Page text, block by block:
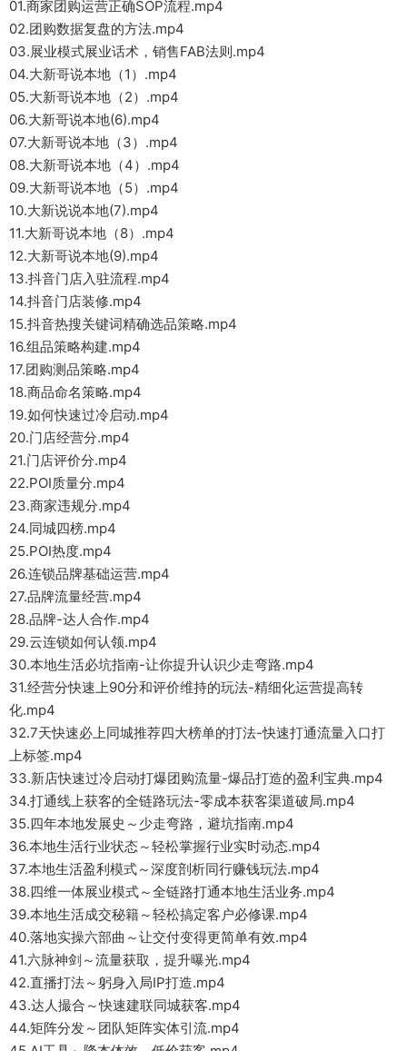
01.商家团购运营正确SOP流程.mp4
02.团购数据复盘的方法.mp4
03.展业模式展业话术，销售FAB法则.mp4
04.大新哥说本地（1）.mp4
05.大新哥说本地（2）.mp4
06.大新哥说本地(6).mp4
07.大新哥说本地（3）.mp4
08.大新哥说本地（4）.mp4
09.大新哥说本地（5）.mp4
10.大新说说本地(7).mp4
11.大新哥说本地（8）.mp4
12.大新哥说本地(9).mp4
13.抖音门店入驻流程.mp4
14.抖音门店装修.mp4
15.抖音热搜关键词精确选品策略.mp4
16.组品策略构建.mp4
17.团购测品策略.mp4
18.商品命名策略.mp4
19.如何快速过冷启动.mp4
20.门店经营分.mp4
21.门店评价分.mp4
22.POI质量分.mp4
23.商家违规分.mp4
24.同城四榜.mp4
25.POI热度.mp4
26.连锁品牌基础运营.mp4
27.品牌流量经营.mp4
28.品牌-达人合作.mp4
29.云连锁如何认领.mp4
30.本地生活必坑指南-让你提升认识少走弯路.mp4
31.经营分快速上90分和评价维持的玩法-精细化运营提高转
化.mp4
32.7天快速必上同城推荐四大榜单的打法-快速打通流量入口打
上标签.mp4
33.新店快速过冷启动打爆团购流量-爆品打造的盈利宝典.mp4
34.打通线上获客的全链路玩法-零成本获客渠道破局.mp4
35.四年本地发展史～少走弯路，避坑指南.mp4
36.本地生活行业状态～轻松掌握行业实时动态.mp4
37.本地生活盈利模式～深度剖析同行赚钱玩法.mp4
38.四维一体展业模式～全链路打通本地生活业务.mp4
39.本地生活成交秘籍～轻松搞定客户必修课.mp4
40.落地实操六部曲～让交付变得更简单有效.mp4
41.六脉神剑～流量获取，提升曝光.mp4
42.直播打法～躬身入局IP打造.mp4
43.达人撮合～快速建联同城获客.mp4
44.矩阵分发～团队矩阵实体引流.mp4